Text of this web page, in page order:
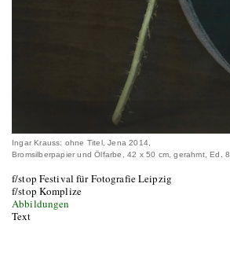
Ingar Krauss: ohne Titel, Jena 2014,
Bromsilberpapier und Ölfarbe, 42 x 50 cm, gerahmt, Ed. 8
f/stop Festival für Fotografie Leipzig
f/stop Komplize
Abbildungen
Text